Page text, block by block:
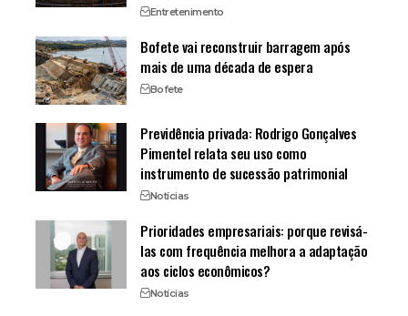
Entretenimento
Bofete vai reconstruir barragem após
mais de uma década de espera
Bofete
Previdência privada: Rodrigo Gonçalves
Pimentel relata seu uso como
instrumento de sucessão patrimonial
Notícias
Prioridades empresariais: porque revisá-
las com frequência melhora a adaptação
aos ciclos econômicos?
Notícias